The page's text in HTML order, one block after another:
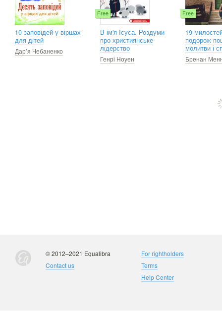
10 заповідей у віршах
для дітей
Дар’я Чебаненко
Free
В ім'я Ісуса. Роздуми
про християнське
лідерство
Генрі Ноуен
Free
19
подорож
молитви і
Бренан
© 2012–2021 Equalibra
Contact us
For rightholders
Terms
Help Center